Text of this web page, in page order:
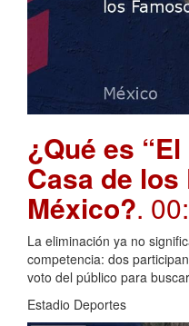
¿Qué es
Casa de
México?.
La eliminación ya no
competencia: dos
voto del público para
Estadio Deportes